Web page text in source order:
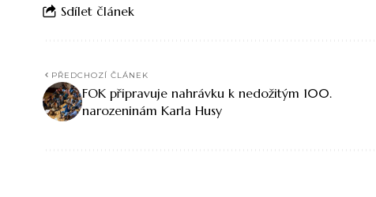
Sdílet článek
PŘEDCHOZÍ ČLÁNEK
FOK připravuje nahrávku k nedožitým 100.
narozeninám Karla Husy